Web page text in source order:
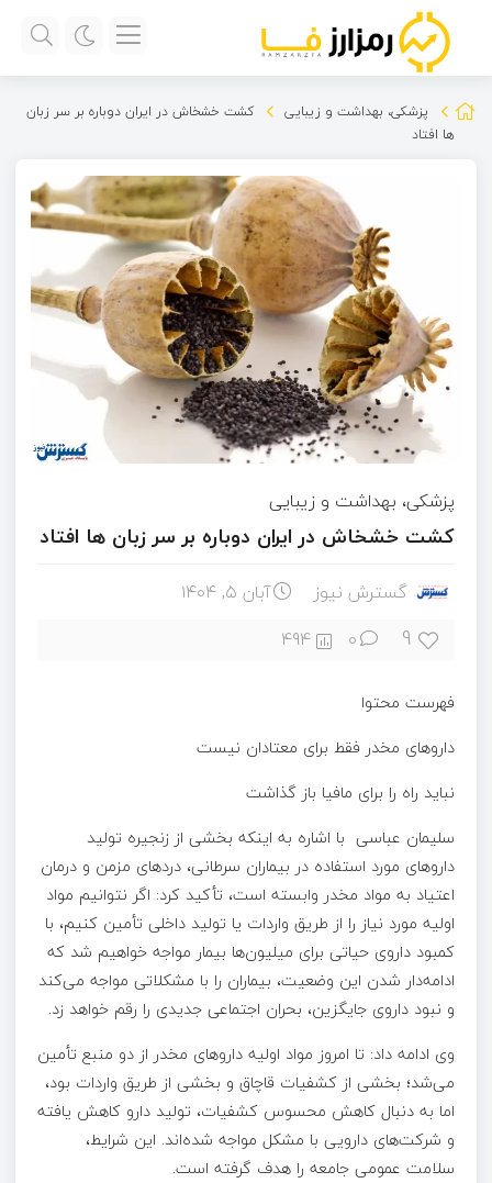
پزشکی، بهداشت و زیبایی
کشت خشخاش در ایران دوباره بر سر زبان
ها افتاد
پزشکی، بهداشت و زیبایی
کشت خشخاش در ایران دوباره بر سر زبان ها افتاد
گسترش نیوز آبان ۵, ۱۴۰۴
9
0
494
فهرست محتوا
داروهای مخدر فقط برای معتادان نیست
نباید راه را برای مافیا باز گذاشت
سلیمان عباسی با اشاره به اینکه بخشی از زنجیره تولید
داروهای مورد استفاده در بیماران سرطانی، دردهای مزمن و درمان
اعتیاد به مواد مخدر وابسته است، تأکید کرد: اگر نتوانیم مواد
اولیه مورد نیاز را از طریق واردات یا تولید داخلی تأمین کنیم، با
کمبود داروی حیاتی برای میلیون‌ها بیمار مواجه خواهیم شد که
ادامه‌دار شدن این وضعیت، بیماران را با مشکلاتی مواجه می‌کند
و نبود داروی جایگزین، بحران‌ اجتماعی جدیدی را رقم خواهد زد.
وی ادامه داد: تا امروز مواد اولیه داروهای مخدر از دو منبع تأمین
می‌شد؛ بخشی از کشفیات قاچاق و بخشی از طریق واردات بود،
اما به دنبال کاهش محسوس کشفیات، تولید دارو کاهش یافته
و شرکت‌های دارویی با مشکل مواجه شده‌اند. این شرایط،
سلامت عمومی جامعه را هدف گرفته است.